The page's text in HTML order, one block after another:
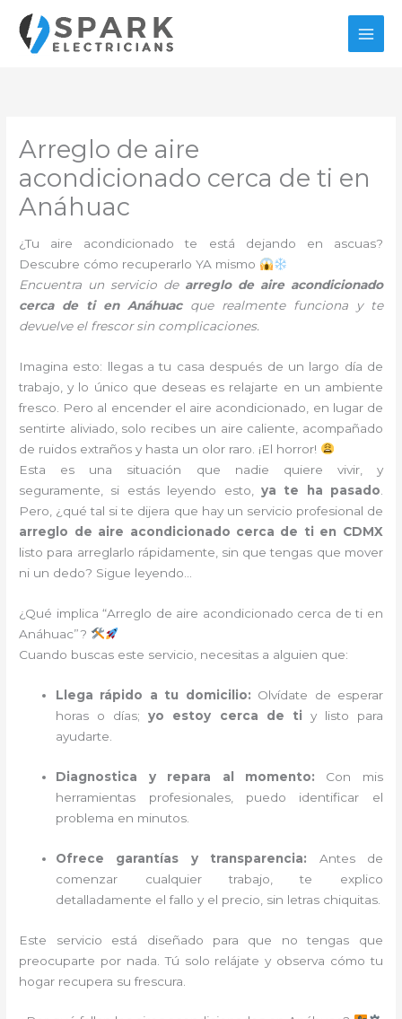
contenido
Arreglo de aire
acondicionado cerca de ti en
Anáhuac
¿Tu aire acondicionado te está dejando en ascuas?
Descubre cómo recuperarlo YA mismo
Encuentra un servicio de arreglo de aire acondicionado
cerca de ti en Anáhuac que realmente funciona y te
devuelve el frescor sin complicaciones.
Imagina esto: llegas a tu casa después de un largo día de
trabajo, y lo único que deseas es relajarte en un ambiente
fresco. Pero al encender el aire acondicionado, en lugar de
sentirte aliviado, solo recibes un aire caliente, acompañado
de ruidos extraños y hasta un olor raro. ¡El horror!
Esta es una situación que nadie quiere vivir, y
seguramente, si estás leyendo esto, ya te ha pasado
Pero, ¿qué tal si te dijera que hay un servicio profesional de
arreglo de aire acondicionado cerca de ti en CDMX
listo para arreglarlo rápidamente, sin que tengas que mover
ni un dedo? Sigue leyendo…
¿Qué implica “Arreglo de aire acondicionado cerca de ti en
Anáhuac”?
Cuando buscas este servicio, necesitas a alguien que:
Llega rápido a tu domicilio: Olvídate de esperar
horas o días;yo estoy cerca de ti y listo para
ayudarte.
Diagnostica y repara al momento: Con mis
herramientas profesionales, puedo identificar el
problema en minutos.
Ofrece garantías y transparencia: Antes de
comenzar cualquier trabajo, te explico
detalladamente el fallo y el precio, sin letras chiquitas.
Este servicio está diseñado para que no tengas que
preocuparte por nada. Tú solo relájate y observa cómo tu
hogar recupera su frescura.